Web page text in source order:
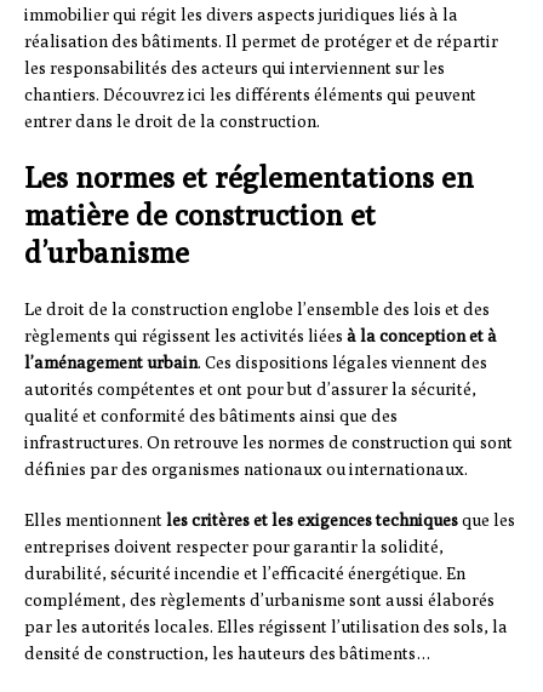
immobilier qui régit les divers aspects juridiques liés à la
réalisation des bâtiments. Il permet de protéger et de répartir
les responsabilités des acteurs qui interviennent sur les
chantiers. Découvrez ici les différents éléments qui peuvent
entrer dans le droit de la construction.
Les normes et réglementations en
matière de construction et
d’urbanisme
Le droit de la construction englobe l’ensemble des lois et des
règlements qui régissent les activités liées à la conception et à
l’aménagement urbain. Ces dispositions légales viennent des
autorités compétentes et ont pour but d’assurer la sécurité,
qualité et conformité des bâtiments ainsi que des
infrastructures. On retrouve les normes de construction qui sont
définies par des organismes nationaux ou internationaux.
Elles mentionnentles critères et les exigences techniquesque les
entreprises doivent respecter pour garantir la solidité,
durabilité, sécurité incendie et l’efficacité énergétique. En
complément, des règlements d’urbanisme sont aussi élaborés
par les autorités locales. Elles régissent l’utilisation des sols, la
densité de construction, les hauteurs des bâtiments…